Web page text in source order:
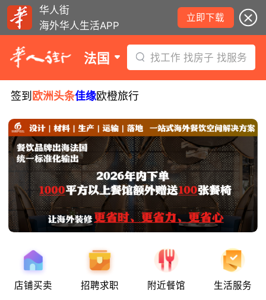
华人街
海外华人生活APP
立即下载
法国 找工作 找房子 找服务
签到 欧洲头条佳缘欧橙旅行
店铺买卖 招聘求职 附近餐馆 生活服务
8月6日要闻：法国医学实习名额大增！